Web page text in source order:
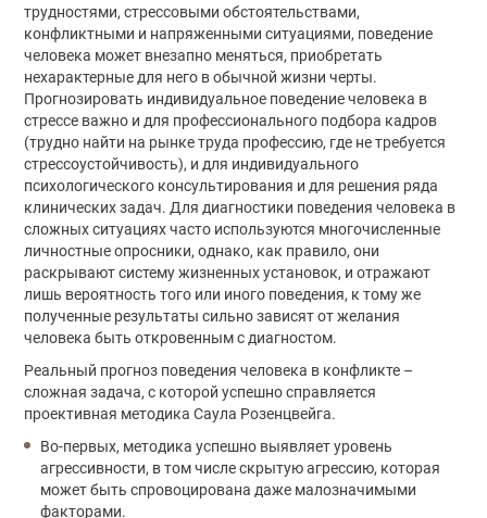
трудностями, стрессовыми обстоятельствами,
конфликтными и напряженными ситуациями, поведение
человека может внезапно меняться, приобретать
нехарактерные для него в обычной жизни черты.
Прогнозировать индивидуальное поведение человека в
стрессе важно и для профессионального подбора кадров
(трудно найти на рынке труда профессию, где не требуется
стрессоустойчивость), и для индивидуального
психологического консультирования и для решения ряда
клинических задач. Для диагностики поведения человека в
сложных ситуациях часто используются многочисленные
личностные опросники, однако, как правило, они
раскрывают систему жизненных установок, и отражают
лишь вероятность того или иного поведения, к тому же
полученные результаты сильно зависят от желания
человека быть откровенным с диагностом.
Реальный прогноз поведения человека в конфликте –
сложная задача, с которой успешно справляется
проективная методика Саула Розенцвейга.
Во-первых, методика успешно выявляет уровень
агрессивности, в том числе скрытую агрессию, которая
может быть спровоцирована даже малозначимыми
факторами.